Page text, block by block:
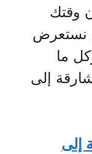
وقتك
نستعرض
ما
إلى
إلى